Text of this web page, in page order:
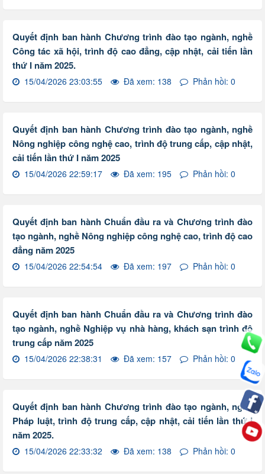
Quyết định ban hành Chương trình đào tạo ngành, nghề
Công tác xã hội, trình độ cao đẳng, cập nhật, cải tiến lần
thứ I năm 2025.
15/04/2026 23:03:55 Đã xem: 138 Phản hồi: 0
Quyết định ban hành Chương trình đào tạo ngành, nghề
Nông nghiệp công nghệ cao, trình độ trung cấp, cập nhật,
cải tiến lần thứ I năm 2025
15/04/2026 22:59:17 Đã xem: 195 Phản hồi: 0
Quyết định ban hành Chuẩn đầu ra và Chương trình đào
tạo ngành, nghề Nông nghiệp công nghệ cao, trình độ cao
đẳng năm 2025
15/04/2026 22:54:54 Đã xem: 197 Phản hồi: 0
Quyết định ban hành Chuẩn đầu ra và Chương trình đào
tạo ngành, nghề Nghiệp vụ nhà hàng, khách sạn trình độ
trung cấp năm 2025
15/04/2026 22:38:31 Đã xem: 157 Phản hồi: 0
Quyết định ban hành Chương trình đào tạo ngành, nghề
Pháp luật, trình độ trung cấp, cập nhật, cải tiến lần thứ I
năm 2025.
15/04/2026 22:33:32 Đã xem: 138 Phản hồi: 0